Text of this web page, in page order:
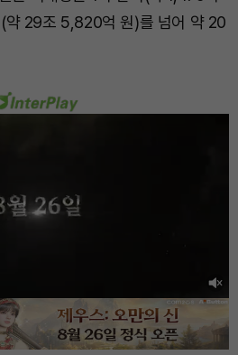
약 29조 5,820억 원)를 넘어 약 20